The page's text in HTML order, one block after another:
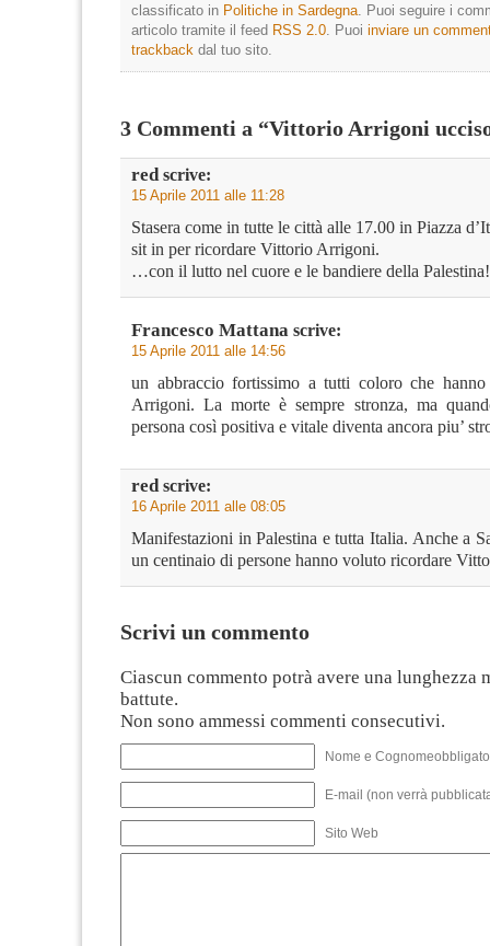
classificato in Politiche in Sardegna . Puoi seguire i
articolo tramite il feed RSS 2.0 . Puoi inviare un
trackback dal tuo sito.
3 Commenti a “Vittorio Arrigoni
red scrive:
15 Aprile 2011 alle 11:28
Stasera come in tutte le città alle 17.00 in Piazza
sit in per ricordare Vittorio Arrigoni.
…con il lutto nel cuore e le bandiere della
Francesco Mattana scrive:
15 Aprile 2011 alle 14:56
un abbraccio fortissimo a tutti coloro che
Arrigoni. La morte è sempre stronza, ma
persona così positiva e vitale diventa ancora piu’
red scrive:
16 Aprile 2011 alle 08:05
Manifestazioni in Palestina e tutta Italia. Anche a
un centinaio di persone hanno voluto ricordare
Scrivi un commento
Ciascun commento potrà avere una lunghezza
battute.
Non sono ammessi commenti consecutivi.
Nome e
E-mail (non verrà
Sito Web